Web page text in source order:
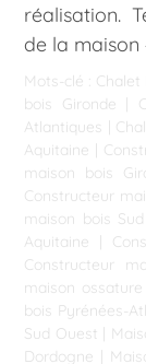
réalisation.
de la maison
Mots-clé : Chalet
bois Gironde |
Atlantiques |
Aquitaine |
maison bois
Constructeur
maison bois
Aquitaine |
Constructeur
maison
bois Pyrénées-
Sud Ouest |
Dordogne |